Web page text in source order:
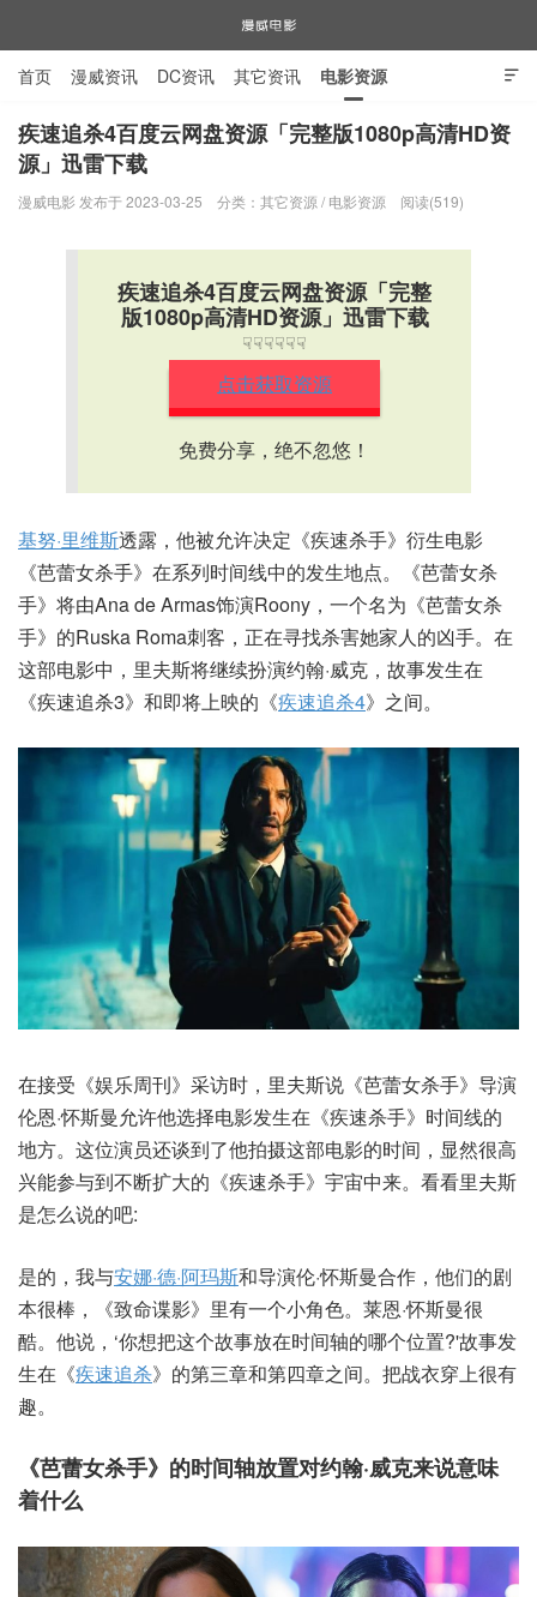
漫威电影

首页 漫威资讯 DC资讯 其它资讯 电影资源
电视剧资源 漫威图片
疾速追杀4百度云网盘资源「完整版1080p高清HD资
源」迅雷下载
漫威电影 发布于 2023-03-25 分类： 其它资源 / 电影资源 阅读(519)
疾速追杀4百度云网盘资源「完整
版1080p高清HD资源」迅雷下载
☟☟☟☟☟☟
点击获取资源
免费分享，绝不忽悠！
基努·里维斯透露，他被允许决定《疾速杀手》衍生电影
《芭蕾女杀手》在系列时间线中的发生地点。《芭蕾女杀
手》将由Ana de Armas饰演Roony，一个名为《芭蕾女杀
手》的Ruska Roma刺客，正在寻找杀害她家人的凶手。在
这部电影中，里夫斯将继续扮演约翰·威克，故事发生在
《疾速追杀3》和即将上映的《疾速追杀4》之间。
在接受《娱乐周刊》采访时，里夫斯说《芭蕾女杀手》导演
伦恩·怀斯曼允许他选择电影发生在《疾速杀手》时间线的
地方。这位演员还谈到了他拍摄这部电影的时间，显然很高
兴能参与到不断扩大的《疾速杀手》宇宙中来。看看里夫斯
是怎么说的吧:
是的，我与安娜·德·阿玛斯和导演伦·怀斯曼合作，他们的剧
本很棒，《致命谍影》里有一个小角色。莱恩·怀斯曼很
酷。他说，‘你想把这个故事放在时间轴的哪个位置?'故事发
生在《疾速追杀》的第三章和第四章之间。把战衣穿上很有
趣。
《芭蕾女杀手》的时间轴放置对约翰·威克来说意味
着什么